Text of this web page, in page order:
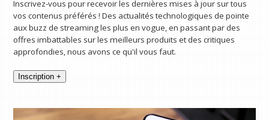
Inscrivez-vous pour recevoir les dernières mises à jour sur tous
vos contenus préférés ! Des actualités technologiques de pointe
aux buzz de streaming les plus en vogue, en passant par des
offres imbattables sur les meilleurs produits et des critiques
approfondies, nous avons ce qu'il vous faut.
Inscription +